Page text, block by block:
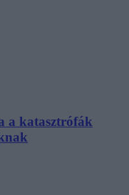
a katasztrófák